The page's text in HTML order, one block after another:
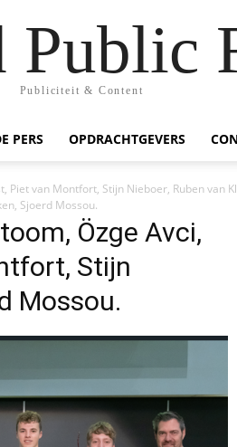
Public
Publiciteit & Content
PERS OPDRACHTGEVERS
van Montfort, Stijn Nieboer, Ruben van
Sjoerd Mossou.
Özge Avci,
Stijn
Mossou.